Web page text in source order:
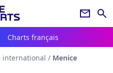
newsletter search
Charts français
international / Menice